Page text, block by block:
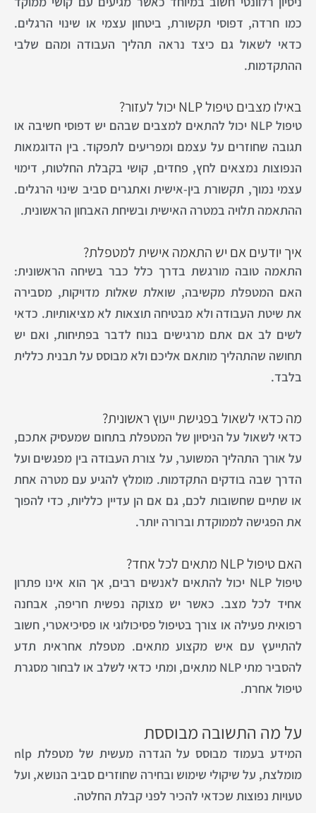
כמו חרדה, דפוסי תקשורת, ביטחון עצמי או שינוי הרגלים.
כדאי לשאול גם כיצד נראה תהליך העבודה ומהם שלבי
ההתקדמות.
באילו מצבים טיפול NLP יכול לעזור?
טיפול NLP יכול להתאים למצבים שבהם יש דפוסי חשיבה או
תגובה שחוזרים על עצמם ומפריעים לתפקוד. בין הדוגמאות
הנפוצות נמצאים לחץ, פחדים, קושי בקבלת החלטות, דימוי
עצמי נמוך, תקשורת בין-אישית ואתגרים סביב שינוי הרגלים.
ההתאמה תלויה במטרה האישית ובשיחת האבחון הראשונית.
איך יודעים אם יש התאמה אישית למטפלת?
התאמה טובה מורגשת בדרך כלל כבר בשיחה הראשונית:
האם המטפלת מקשיבה, שואלת שאלות מדויקות, מסבירה
את שיטת העבודה ולא מבטיחה תוצאות לא מציאותיות. כדאי
לשים לב אם אתם מרגישים בנוח לדבר בפתיחות, ואם יש
תחושה שהתהליך מותאם אליכם ולא מבוסס על תבנית כללית
בלבד.
מה כדאי לשאול בפגישת ייעוץ ראשונית?
כדאי לשאול על הניסיון של המטפלת בתחום שמעסיק אתכם,
על אורך התהליך המשוער, על צורת העבודה בין מפגשים ועל
הדרך שבה בודקים התקדמות. מומלץ להגיע עם מטרה אחת
או שתיים שחשובות לכם, גם אם הן עדיין כלליות, כדי להפוך
את הפגישה לממוקדת וברורה יותר.
האם טיפול NLP מתאים לכל אחד?
טיפול NLP יכול להתאים לאנשים רבים, אך הוא אינו פתרון
אחיד לכל מצב. כאשר יש מצוקה נפשית חריפה, אבחנה
רפואית פעילה או צורך בטיפול פסיכולוגי או פסיכיאטרי, חשוב
להתייעץ עם איש מקצוע מתאים. מטפלת אחראית תדע
להסביר מתי NLP מתאים, ומתי כדאי לשלב או לבחור מסגרת
טיפול אחרת.
על מה התשובה מבוססת
המידע בעמוד מבוסס על הגדרה מעשית של מטפלת nlp
מומלצת, על שיקולי שימוש ובחירה שחוזרים סביב הנושא, ועל
טעויות נפוצות שכדאי להכיר לפני קבלת החלטה.